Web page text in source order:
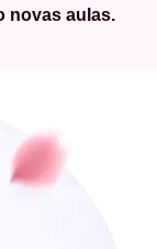
novas aulas.